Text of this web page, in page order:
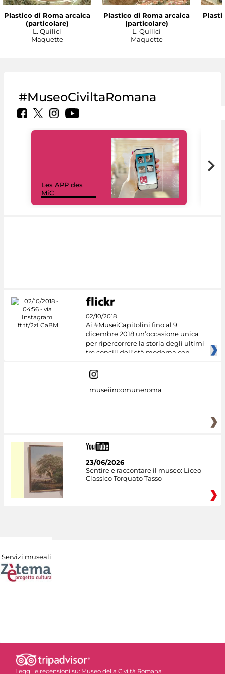
Plastico di Roma arcaica
(particolare)
L. Quilici
Maquette
Plastico di Roma arcaica
(particolare)
L. Quilici
Maquette
#MuseoCiviltaRomana
Les APP des
MiC
02/10/2018
Ai #MuseiCapitolini fino al 9
dicembre 2018 un’occasione unica
per ripercorrere la storia degli ultimi
tre concili dell’età moderna con
museiincomuneroma
23/06/2026
Sentire e raccontare il museo: Liceo
Classico Torquato Tasso
Servizi museali
Leggi le recensioni su: Museo della Civiltà Romana